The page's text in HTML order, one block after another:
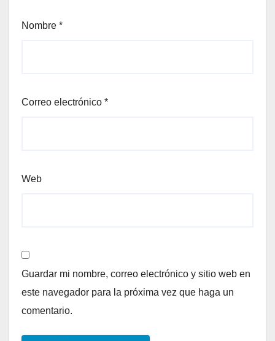
Nombre *
Correo electrónico *
Web
Guardar mi nombre, correo electrónico y sitio web en
este navegador para la próxima vez que haga un
comentario.